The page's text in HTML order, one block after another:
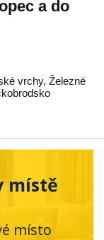
a do
vrchy, Železné
místě
místo